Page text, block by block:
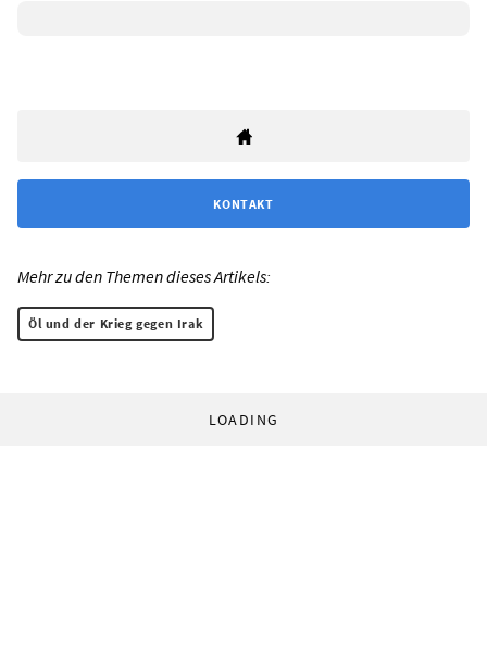
KONTAKT
Mehr zu den Themen dieses Artikels:
Öl und der Krieg gegen Irak
LOADING